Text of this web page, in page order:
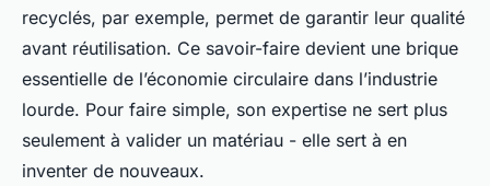
recyclés, par exemple, permet de garantir leur qualité
avant réutilisation. Ce savoir-faire devient une brique
essentielle de l’économie circulaire dans l’industrie
lourde. Pour faire simple, son expertise ne sert plus
seulement à valider un matériau - elle sert à en
inventer de nouveaux.